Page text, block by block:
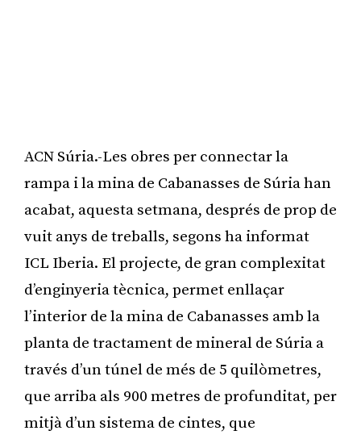
ACN Súria.-Les obres per connectar la
rampa i la mina de Cabanasses de Súria han
acabat, aquesta setmana, després de prop de
vuit anys de treballs, segons ha informat
ICL Iberia. El projecte, de gran complexitat
d’enginyeria tècnica, permet enllaçar
l’interior de la mina de Cabanasses amb la
planta de tractament de mineral de Súria a
través d’un túnel de més de 5 quilòmetres,
que arriba als 900 metres de profunditat, per
mitjà d’un sistema de cintes, que